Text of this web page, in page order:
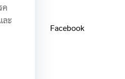
ค
ละ
Facebook